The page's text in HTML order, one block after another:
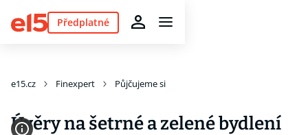
Předplatné
e15.cz Finexpert Půjčujeme si
Úvěry na šetrné a zelené bydlení